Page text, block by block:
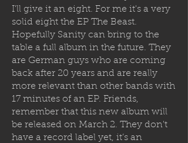
I'll give it an eight. For me it's a very
solid eight the EP The Beast.
Hopefully Sanity can bring to the
table a full album in the future. They
are German guys who are coming
back after 20 years and are really
more relevant than other bands with
17 minutes of an EP. Friends,
remember that this new album will
be released on March 2. They don't
have a record label yet, it’s an